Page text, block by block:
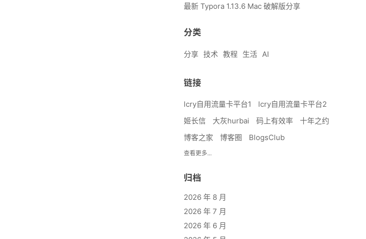
最新 Typora 1.13.6 Mac 破解版分享
分类
分享 技术 教程 生活 AI
链接
lcry自用流量卡平台1
lcry自用流量卡平台2
姬长信
大灰hurbai 码上有效率
十年之约
博客之家
博客圈 BlogsClub
查看更多...
归档
2026 年 8 月
2026 年 7 月
2026 年 6 月